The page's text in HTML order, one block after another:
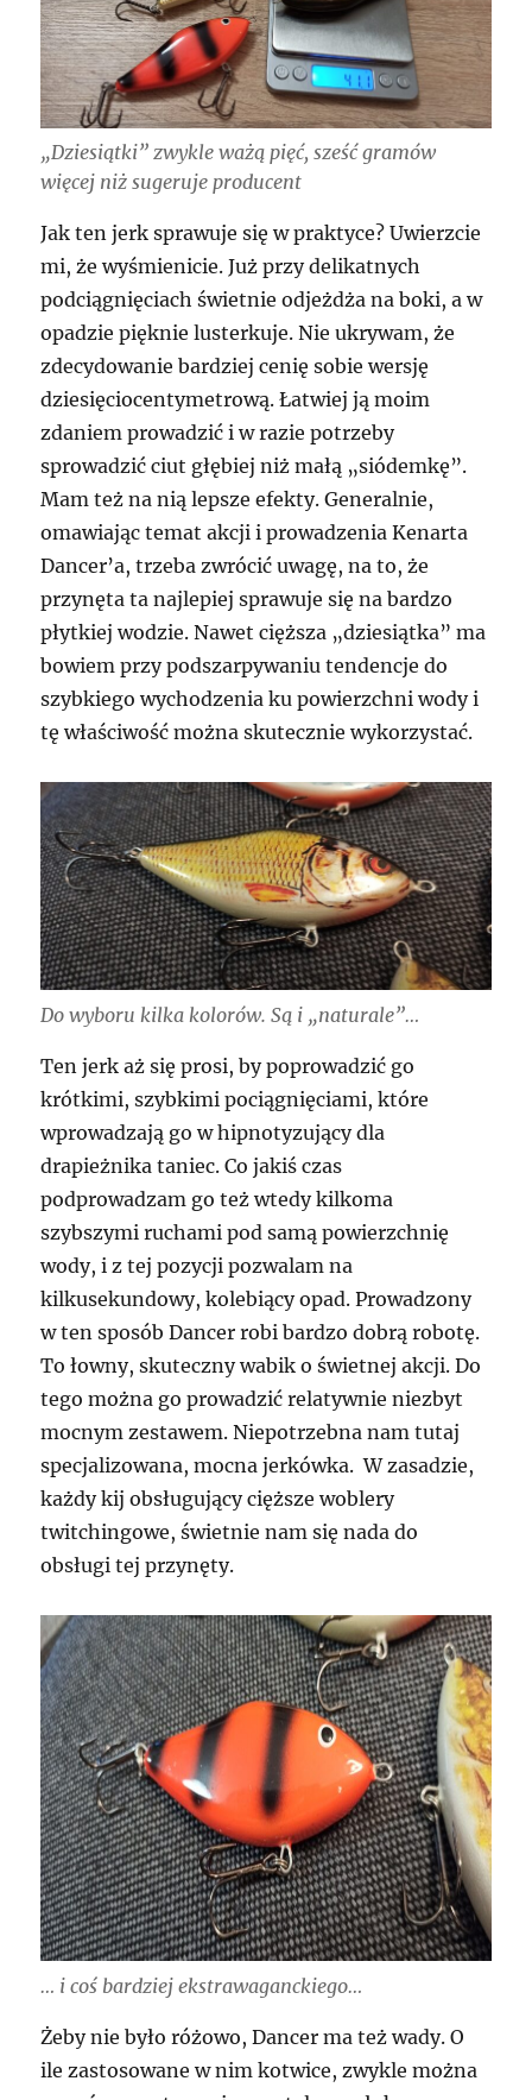
„Dziesiątki” zwykle ważą pięć, sześć gramów
więcej niż sugeruje producent
Jak ten jerk sprawuje się w praktyce? Uwierzcie
mi, że wyśmienicie. Już przy delikatnych
podciągnięciach świetnie odjeżdża na boki, a w
opadzie pięknie lusterkuje. Nie ukrywam, że
zdecydowanie bardziej cenię sobie wersję
dziesięciocentymetrową. Łatwiej ją moim
zdaniem prowadzić i w razie potrzeby
sprowadzić ciut głębiej niż małą „siódemkę”.
Mam też na nią lepsze efekty. Generalnie,
omawiając temat akcji i prowadzenia Kenarta
Dancer’a, trzeba zwrócić uwagę, na to, że
przynęta ta najlepiej sprawuje się na bardzo
płytkiej wodzie. Nawet cięższa „dziesiątka” ma
bowiem przy podszarpywaniu tendencje do
szybkiego wychodzenia ku powierzchni wody i
tę właściwość można skutecznie wykorzystać.
Do wyboru kilka kolorów. Są i „naturale”…
Ten jerk aż się prosi, by poprowadzić go
krótkimi, szybkimi pociągnięciami, które
wprowadzają go w hipnotyzujący dla
drapieżnika taniec. Co jakiś czas
podprowadzam go też wtedy kilkoma
szybszymi ruchami pod samą powierzchnię
wody, i z tej pozycji pozwalam na
kilkusekundowy, kolebiący opad. Prowadzony
w ten sposób Dancer robi bardzo dobrą robotę.
To łowny, skuteczny wabik o świetnej akcji. Do
tego można go prowadzić relatywnie niezbyt
mocnym zestawem. Niepotrzebna nam tutaj
specjalizowana, mocna jerkówka. W zasadzie,
każdy kij obsługujący cięższe woblery
twitchingowe, świetnie nam się nada do
obsługi tej przynęty.
… i coś bardziej ekstrawaganckiego…
Żeby nie było różowo, Dancer ma też wady. O
ile zastosowane w nim kotwice, zwykle można